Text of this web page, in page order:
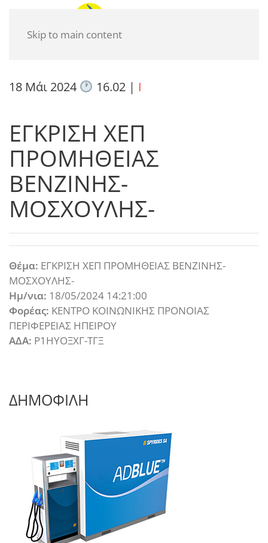
Skip to main content
18 Μάι 2024 16.02| I
ΕΓΚΡΙΣΗ ΧΕΠ
ΠΡΟΜΗΘΕΙΑΣ
ΒΕΝΖΙΝΗΣ-
ΜΟΣΧΟΥΛΗΣ-
Θέμα: ΕΓΚΡΙΣΗ ΧΕΠ ΠΡΟΜΗΘΕΙΑΣ ΒΕΝΖΙΝΗΣ-
ΜΟΣΧΟΥΛΗΣ-
Ημ/νια: 18/05/2024 14:21:00
Φορέας: ΚΕΝΤΡΟ ΚΟΙΝΩΝΙΚΗΣ ΠΡΟΝΟΙΑΣ
ΠΕΡΙΦΕΡΕΙΑΣ ΗΠΕΙΡΟΥ
ΑΔΑ: Ρ1ΗΥΟΞΧΓ-ΤΓΞ
ΔΗΜΟΦΙΛΗ